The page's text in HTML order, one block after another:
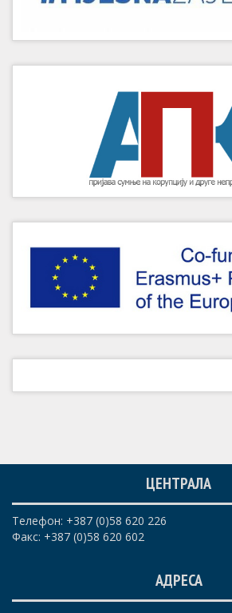
ЦЕНТРАЛА
Телефон: +387 (0)58 620 226
Факс: +387 (0)58 620 602
АДРЕСА